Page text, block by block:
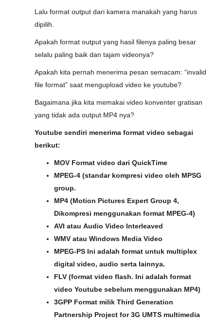
Lalu format output dari kamera manakah yang harus
dipilih.
Apakah format output yang hasil filenya paling besar
selalu paling baik dan tajam videonya?
Apakah kita pernah menerima pesan semacam: “invalid
file format” saat mengupload video ke youtube?
Bagaimana jika kita memakai video konventer gratisan
yang tidak ada output MP4 nya?
Youtube sendiri menerima format video sebagai
berikut:
MOV Format video dari QuickTime
MPEG-4 (standar kompresi video oleh MPSG
group.
MP4 (Motion Pictures Expert Group 4,
Dikompresi menggunakan format MPEG-4)
AVI atau Audio Video Interleaved
WMV atau Windows Media Video
MPEG-PS Ini adalah format untuk multiplex
digital video, audio serta lainnya.
FLV (format video flash. Ini adalah format
video Youtube sebelum menggunakan MP4)
3GPP Format milik Third Generation
Partnership Project for 3G UMTS multimedia